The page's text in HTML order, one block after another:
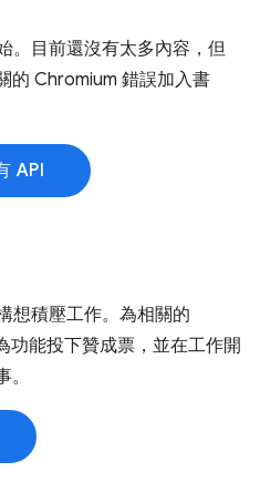
。目前還沒有太多內容，但
的 Chromium 錯誤加入書
API
想積壓工作。為相關的
功能投下贊成票，並在工作開